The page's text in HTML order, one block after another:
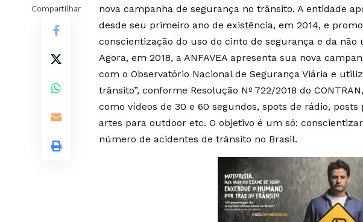
Compartilhar
nova campanha de segurança no trânsito. A entidade
desde seu primeiro ano de existência, em 2014, e
conscientização do uso do cinto de segurança e da
Agora, em 2018, a ANFAVEA apresenta sua nova
com o Observatório Nacional de Segurança Viária e
trânsito”, conforme Resolução Nº 722/2018 do
como vídeos de 30 e 60 segundos, spots de rádio,
artes para outdoor etc. O objetivo é um só:
número de acidentes de trânsito no Brasil.